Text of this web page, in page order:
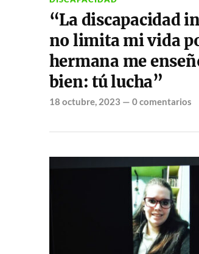
“La discapacidad
no limita mi vida
hermana me
bien: tú lucha”
18 octubre, 2023 — 0 comentarios